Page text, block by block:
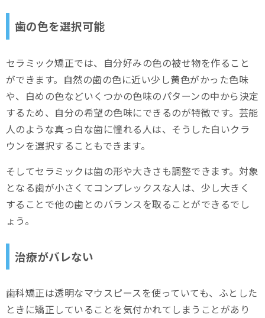
歯の色を選択可能
セラミック矯正では、自分好みの色の被せ物を作ること
ができます。自然の歯の色に近い少し黄色がかった色味
や、白めの色などいくつかの色味のパターンの中から決定
するため、自分の希望の色味にできるのが特徴です。芸能
人のような真っ白な歯に憧れる人は、そうした白いクラ
ウンを選択することもできます。
そしてセラミックは歯の形や大きさも調整できます。対象
となる歯が小さくてコンプレックスな人は、少し大きく
することで他の歯とのバランスを取ることができるでし
ょう。
治療がバレない
歯科矯正は透明なマウスピースを使っていても、ふとした
ときに矯正していることを気付かれてしまうことがあり